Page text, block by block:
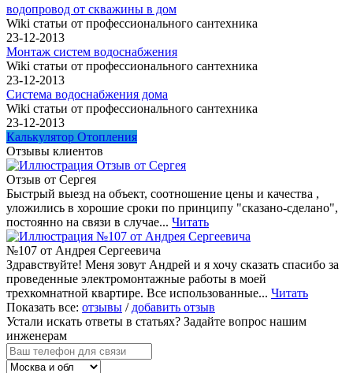
водопровод от скважины в дом
Wiki статьи от профессионального сантехника
23-12-2013
Монтаж систем водоснабжения
Wiki статьи от профессионального сантехника
23-12-2013
Система водоснабжения дома
Wiki статьи от профессионального сантехника
23-12-2013
Калькулятор Отопления
Отзывы клиентов
Отзыв от Сергея
Быстрый выезд на объект, соотношение цены и качества ,
уложились в хорошие сроки по принципу "сказано-сделано",
постоянно на связи в случае... Читать
№107 от Андрея Сергеевича
Здравствуйте! Меня зовут Андрей и я хочу сказать спасибо за
проведенные электромонтажные работы в моей
трехкомнатной квартире. Все использованные... Читать
Показать все: отзывы / добавить отзыв
Устали искать ответы в статьях? Задайте вопрос нашим
инженерам